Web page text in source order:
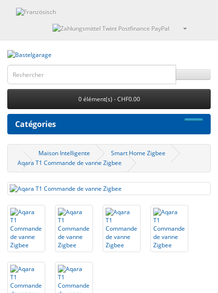
0 élément(s) - CHF0.00
Catégories
Maison Intelligente
Smart Home Zigbee
Aqara T1 Commande de vanne Zigbee